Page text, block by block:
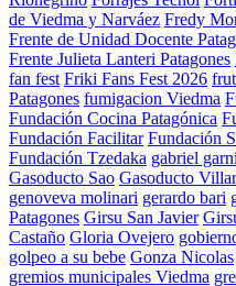
de Viedma y Narváez Fredy
Frente de Unidad Docente
Frente Julieta Lanteri Patagones
fan fest Friki Fans Fest 2026
Patagones fumigacion Viedma
Fundación Cocina Patagónica
Fundación Facilitar Fundación
Fundación Tzedaka gabriel
Gasoducto Sao Gasoducto
genoveva molinari gerardo bari
Patagones Girsu San Javier
Castaño Gloria Ovejero
golpeo a su bebe Gonza Nicolas
gremios municipales Viedma